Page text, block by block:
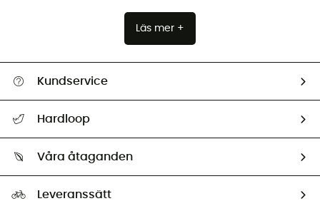
Läs mer +
Kundservice
Retur & återbetalning
Hardloop
Ambassadörer
Våra åtaganden
Leveranssätt